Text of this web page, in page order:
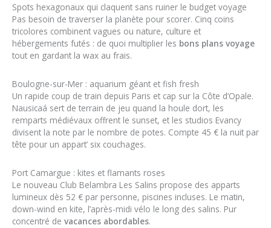
Spots hexagonaux qui claquent sans ruiner le budget voyage
Pas besoin de traverser la planète pour scorer. Cinq coins
tricolores combinent vagues ou nature, culture et
hébergements futés : de quoi multiplier les bons plans voyage
tout en gardant la wax au frais.
Boulogne-sur-Mer : aquarium géant et fish fresh
Un rapide coup de train depuis Paris et cap sur la Côte d’Opale.
Nausicaá sert de terrain de jeu quand la houle dort, les
remparts médiévaux offrent le sunset, et les studios Evancy
divisent la note par le nombre de potes. Compte 45 € la nuit par
tête pour un appart’ six couchages.
Port Camargue : kites et flamants roses
Le nouveau Club Belambra Les Salins propose des apparts
lumineux dès 52 € par personne, piscines incluses. Le matin,
down-wind en kite, l’après-midi vélo le long des salins. Pur
concentré de vacances abordables.